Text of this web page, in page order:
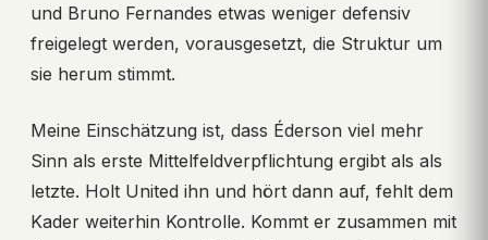
und Bruno Fernandes etwas weniger defensiv
freigelegt werden, vorausgesetzt, die Struktur um
sie herum stimmt.
Meine Einschätzung ist, dass Éderson viel mehr
Sinn als erste Mittelfeldverpflichtung ergibt als als
letzte. Holt United ihn und hört dann auf, fehlt dem
Kader weiterhin Kontrolle. Kommt er zusammen mit